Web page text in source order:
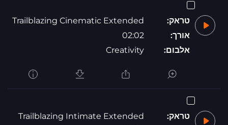
טראק:
Trailblazing Cinematic Extended
אורך:
02:02
אלבום:
Creativity
טראק:
Trailblazing Intimate Extended